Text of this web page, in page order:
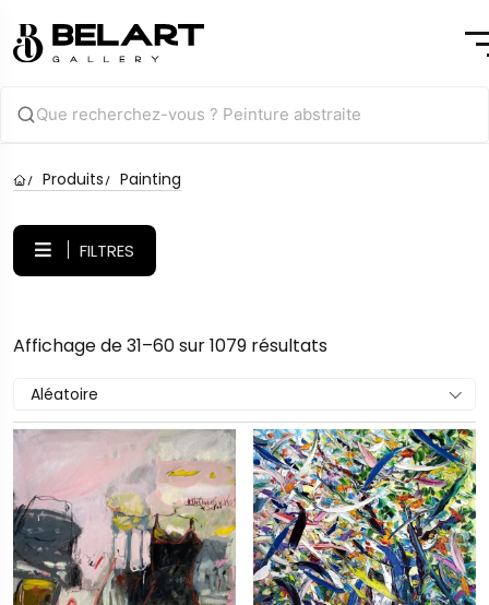
Produits Painting
FILTRES
Affichage de 31–60 sur 1079 résultats
Aléatoire